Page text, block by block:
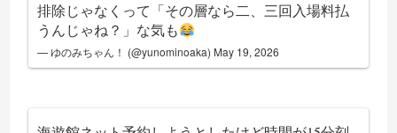
排除じゃなくって「その層なら二、三回入場料払
うんじゃね？」な気も
— ゆのみちゃん！ (@yunominoaka) May 19, 2026